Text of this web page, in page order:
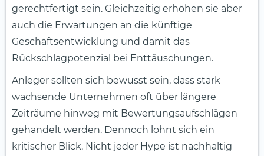
gerechtfertigt sein. Gleichzeitig erhöhen sie aber
auch die Erwartungen an die künftige
Geschäftsentwicklung und damit das
Rückschlagpotenzial bei Enttäuschungen.
Anleger sollten sich bewusst sein, dass stark
wachsende Unternehmen oft über längere
Zeiträume hinweg mit Bewertungsaufschlägen
gehandelt werden. Dennoch lohnt sich ein
kritischer Blick. Nicht jeder Hype ist nachhaltig